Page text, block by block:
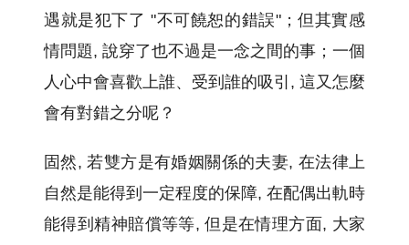
遇就是犯下了 "不可饒恕的錯誤"；但其實感
情問題, 說穿了也不過是一念之間的事；一個
人心中會喜歡上誰、受到誰的吸引, 這又怎麼
會有對錯之分呢？
固然, 若雙方是有婚姻關係的夫妻, 在法律上
自然是能得到一定程度的保障, 在配偶出軌時
能得到精神賠償等等, 但是在情理方面, 大家